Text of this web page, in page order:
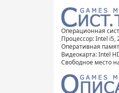
Операционная
Процессор: Intel i5,
Оперативная
Видеокарта: Intel
Свободное место